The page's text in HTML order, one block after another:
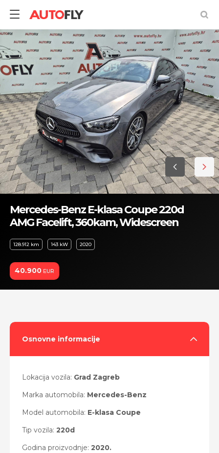
Mercedes-Benz E-klasa Coupe 220d
AMG Facelift, 360kam, Widescreen
128.912 km 143 kW 2020
40.900 EUR
Osnovne informacije
Lokacija vozila: Grad Zagreb
Marka automobila: Mercedes-Benz
Model automobila: E-klasa Coupe
Tip vozila: 220d
Godina proizvodnje: 2020.